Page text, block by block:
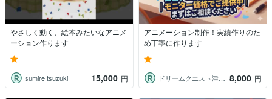
やさしく動く、絵本みたいなアニメ
ーション作ります
-
sumire tsuzuki 15,000 円
アニメーション制作！実績作りのた
め丁寧に作ります
-
ドリームクエスト津田沼 8,000 円